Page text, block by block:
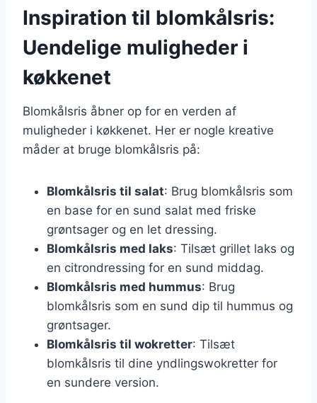
Inspiration til blomkålsris:
Uendelige muligheder i
køkkenet
Blomkålsris åbner op for en verden af
muligheder i køkkenet. Her er nogle kreative
måder at bruge blomkålsris på:
Blomkålsris til salat: Brug blomkålsris som
en base for en sund salat med friske
grøntsager og en let dressing.
Blomkålsris med laks: Tilsæt grillet laks og
en citrondressing for en sund middag.
Blomkålsris med hummus: Brug
blomkålsris som en sund dip til hummus og
grøntsager.
Blomkålsris til wokretter: Tilsæt
blomkålsris til dine yndlingswokretter for
en sundere version.